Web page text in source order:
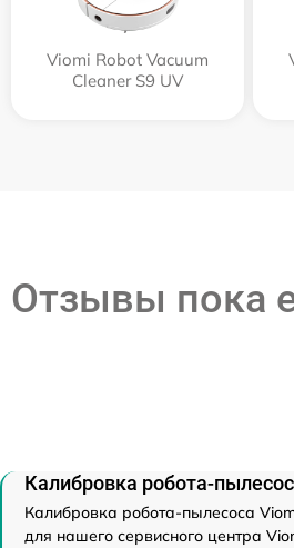
Viomi Robot Vacuum
Cleaner S9 UV
Отзывы пока
Калибровка робота-
Калибровка робота-пылесоса
для нашего сервисного центра